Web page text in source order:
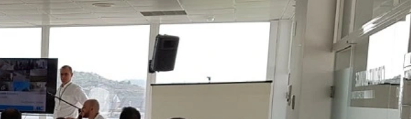
a los Estados Unidos. Sólo en casos excepcionales se envía la dirección
Google utilizará esta información por encargo del operador de esta
informes sobre la actividad de la página web y para prestar otros
para el operador de la página web. La dirección IP transmitida por su
dato de Google.
adecuada en su navegador. Sin embargo, queremos señalar que